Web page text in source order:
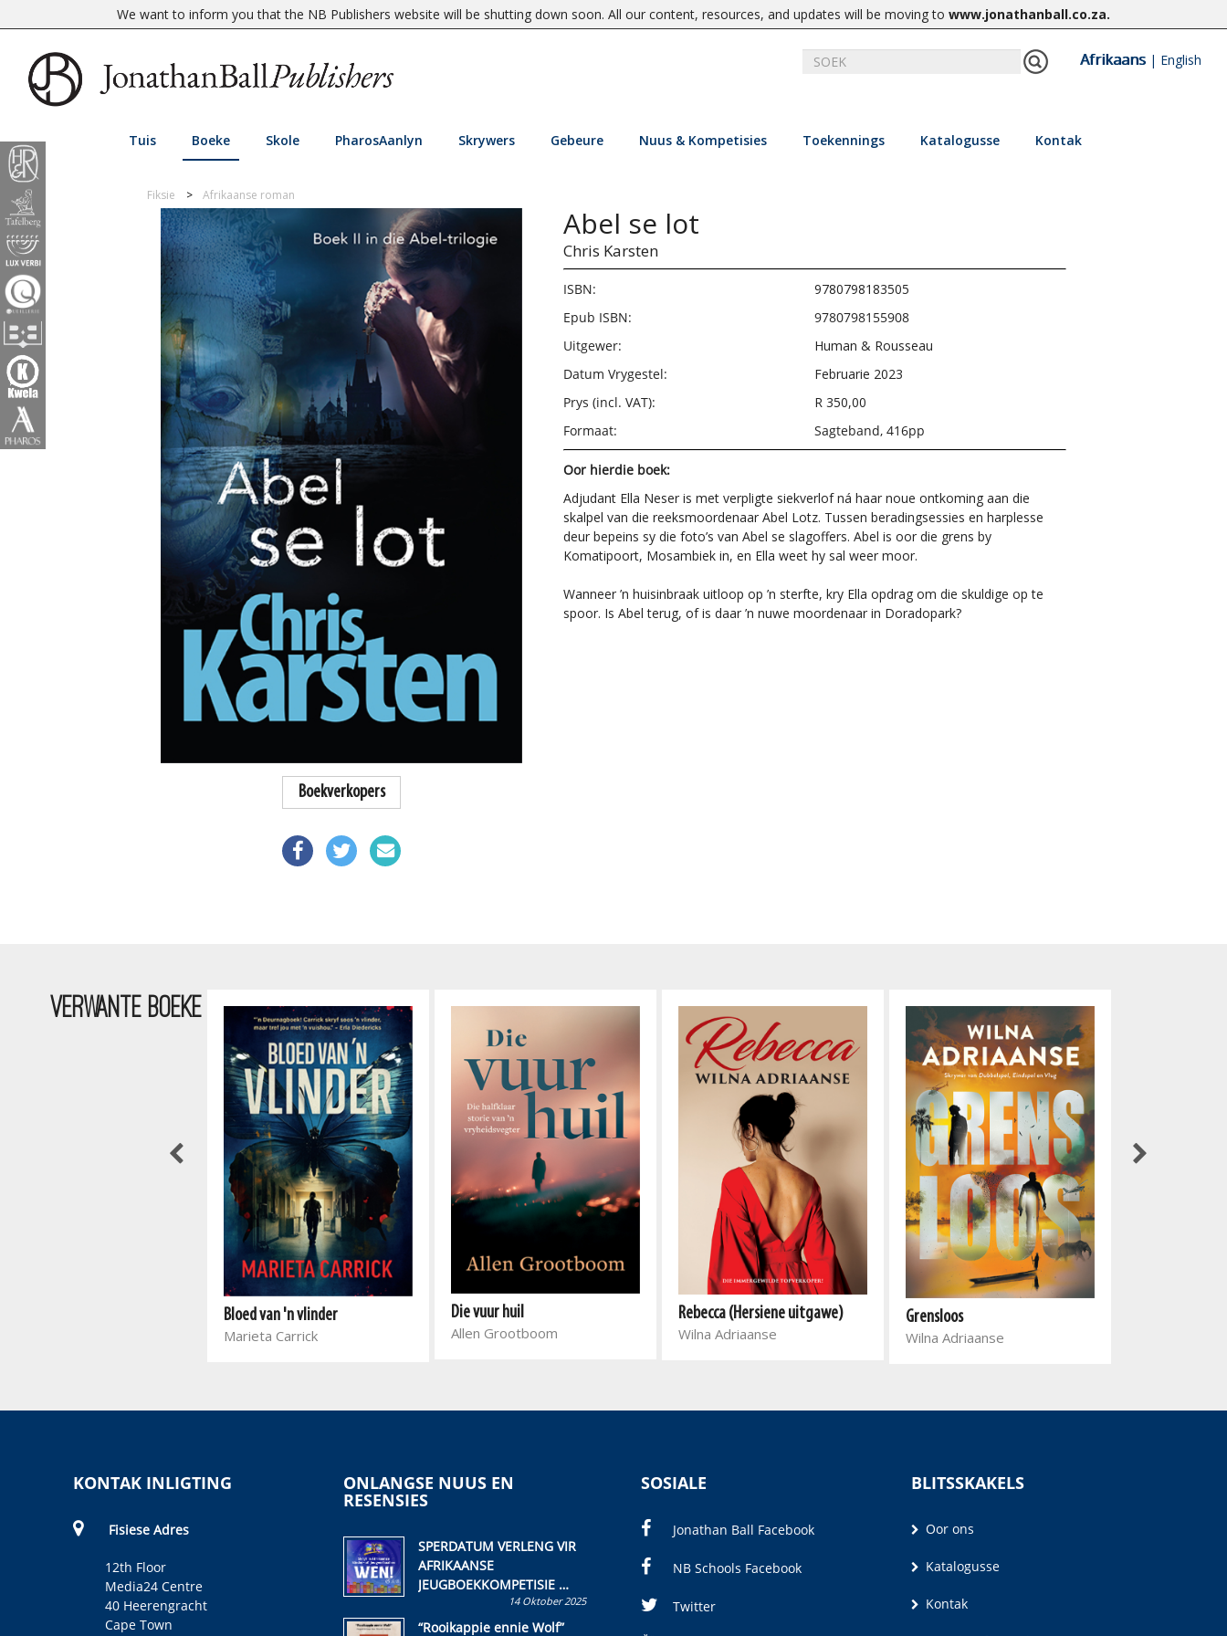
We want to inform you that the NB Publishers website will be shutting down soon. All our content, resources, and updates will be moving to www.jonathanball.co.za.
Afrikaans| English
Tuis Boeke Skole PharosAanlyn Skrywers Gebeure Nuus & Kompetisies Toekennings Katalogusse Kontak
Fiksie Afrikaanse roman
Boekverkopers
Abel se lot
Chris Karsten
ISBN:
9780798183505
Epub ISBN:
9780798155908
Uitgewer:
Human & Rousseau
Datum Vrygestel:
Februarie 2023
Prys (incl. VAT):
R 350,00
Formaat:
Sagteband, 416pp
Oor hierdie boek:
Adjudant Ella Neser is met verpligte siekverlof ná haar noue ontkoming aan die
skalpel van die reeksmoordenaar Abel Lotz. Tussen beradingsessies en harplesse
deur bepeins sy die foto’s van Abel se slagoffers. Abel is oor die grens by
Komatipoort, Mosambiek in, en Ella weet hy sal weer moor.
Wanneer ’n huisinbraak uitloop op ’n sterfte, kry Ella opdrag om die skuldige op te
spoor. Is Abel terug, of is daar ’n nuwe moordenaar in Doradopark?
VERWANTE BOEKE
Bloed van 'n vlinder
Marieta Carrick
Die vuur huil
Allen Grootboom
Rebecca (Hersiene uitgawe)
Wilna Adriaanse
Grensloos
Wilna Adriaanse
KONTAK INLIGTING
Fisiese Adres
12th Floor
Media24 Centre
40 Heerengracht
Cape Town
ONLANGSE NUUS EN
RESENSIES
SPERDATUM VERLENG VIR
AFRIKAANSE
JEUGBOEKKOMPETISIE
Skryf ’n jeugboek of
kinderboek en staan ’n
14 Oktober 2025
“Rooikappie ennie Wolf”
SOSIALE
Jonathan Ball Facebook
NB Schools Facebook
Twitter
BLITSSKAKELS
Oor ons
Katalogusse
Kontak